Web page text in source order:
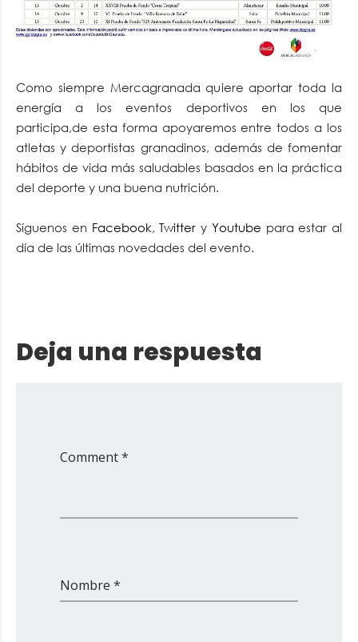
Como siempre Mercagranada quiere aportar toda la
energía a los eventos deportivos en los que
participa,de esta forma apoyaremos entre todos a los
atletas y deportistas granadinos, además de fomentar
hábitos de vida más saludables basados en la práctica
del deporte y una buena nutrición.
Síguenos en Facebook,Twitter y Youtube para estar al
día de las últimas novedades del evento.
Deja una respuesta
Comment *
Nombre *